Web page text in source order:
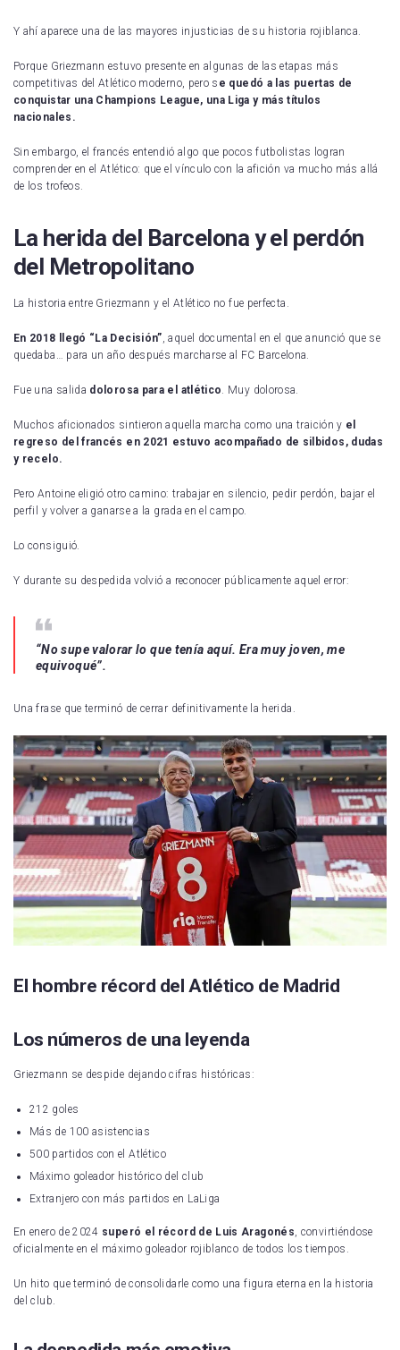
Y ahí aparece una de las mayores injusticias de su historia rojiblanca.
Porque Griezmann estuvo presente en algunas de las etapas más
competitivas del Atlético moderno, pero s e quedó a las puertas de
conquistar una Champions League, una Liga y más títulos
nacionales.
Sin embargo, el francés entendió algo que pocos futbolistas logran
comprender en el Atlético: que el vínculo con la afición va mucho más allá
de los trofeos.
La herida del Barcelona y el perdón
del Metropolitano
La historia entre Griezmann y el Atlético no fue perfecta.
En 2018 llegó “La Decisión”, aquel documental en el que anunció que se
quedaba… para un año después marcharse al FC Barcelona.
Fue una salida dolorosa para el atlético. Muy dolorosa.
Muchos aficionados sintieron aquella marcha como una traición y el
regreso del francés en 2021 estuvo acompañado de silbidos, dudas
y recelo.
Pero Antoine eligió otro camino: trabajar en silencio, pedir perdón, bajar el
perfil y volver a ganarse a la grada en el campo.
Lo consiguió.
Y durante su despedida volvió a reconocer públicamente aquel error:
“No supe valorar lo que tenía aquí. Era muy joven, me
equivoqué”.
Una frase que terminó de cerrar definitivamente la herida.
El hombre récord del Atlético de Madrid
Los números de una leyenda
Griezmann se despide dejando cifras históricas:
212 goles
Más de 100 asistencias
500 partidos con el Atlético
Máximo goleador histórico del club
Extranjero con más partidos en LaLiga
En enero de 2024 superó el récord de Luis Aragonés, convirtiéndose
oficialmente en el máximo goleador rojiblanco de todos los tiempos.
Un hito que terminó de consolidarle como una figura eterna en la historia
del club.